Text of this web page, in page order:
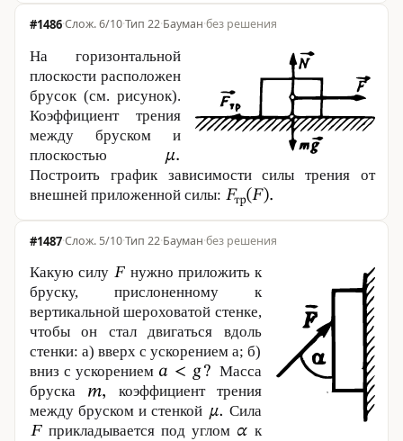
#1486· 6/10·Тип 22·Бауман·без решения
На горизонтальной
плоскости расположен
брусок (см. рисунок).
Коэффициент трения
между бруском и
плоскостью
Построить график зависимости силы трения от
внешней приложенной силы:
#1487· 5/10·Тип 22·Бауман·без решения
Какую силу
нужно приложить к
бруску, прислоненному к
вертикальной шероховатой стенке,
чтобы он стал двигаться вдоль
стенки: а) вверх с ускорением a; б)
вниз с ускорением
Масса
бруска
коэффициент трения
между бруском и стенкой
Сила
прикладывается под углом
к